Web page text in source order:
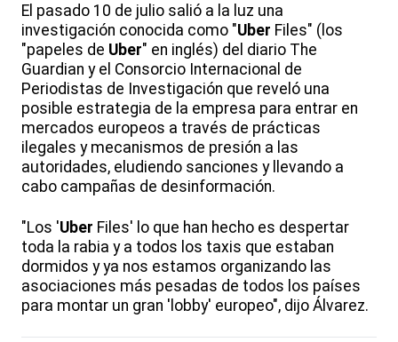
El pasado 10 de julio salió a la luz una
investigación conocida como "Uber Files" (los
"papeles de Uber" en inglés) del diario The
Guardian y el Consorcio Internacional de
Periodistas de Investigación que reveló una
posible estrategia de la empresa para entrar en
mercados europeos a través de prácticas
ilegales y mecanismos de presión a las
autoridades, eludiendo sanciones y llevando a
cabo campañas de desinformación.
"Los 'Uber Files' lo que han hecho es despertar
toda la rabia y a todos los taxis que estaban
dormidos y ya nos estamos organizando las
asociaciones más pesadas de todos los países
para montar un gran 'lobby' europeo", dijo Álvarez.